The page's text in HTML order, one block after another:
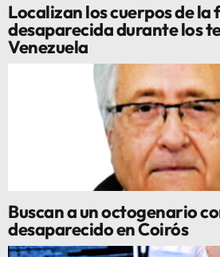
Localizan los cuerpos de
desaparecida durante los
Venezuela
Buscan a un octogenario
desaparecido en Coirós